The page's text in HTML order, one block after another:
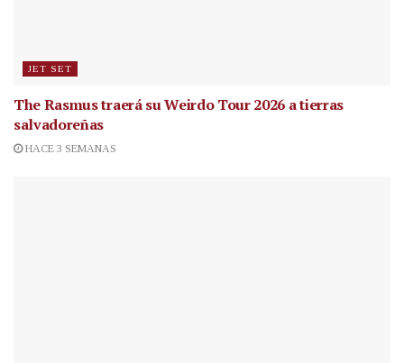
JET SET
The Rasmus traerá su Weirdo Tour 2026 a tierras
salvadoreñas
HACE 3 SEMANAS